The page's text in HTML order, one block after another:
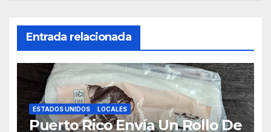
Entrada relacionada
ESTADOS UNIDOS LOCALES
Puerto Rico Envía Un Rollo De